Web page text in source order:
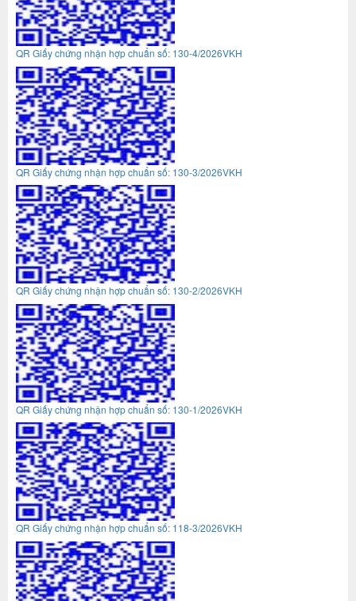
QR Giấy chứng nhận hợp chuẩn số: 130-4/2026VKH
QR Giấy chứng nhận hợp chuẩn số: 130-3/2026VKH
QR Giấy chứng nhận hợp chuẩn số: 130-2/2026VKH
QR Giấy chứng nhận hợp chuẩn số: 130-1/2026VKH
QR Giấy chứng nhận hợp chuẩn số: 118-3/2026VKH